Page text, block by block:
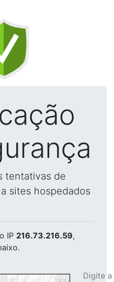
tentativas de
sites hospedados
IP 216.73.216.59,
Digite